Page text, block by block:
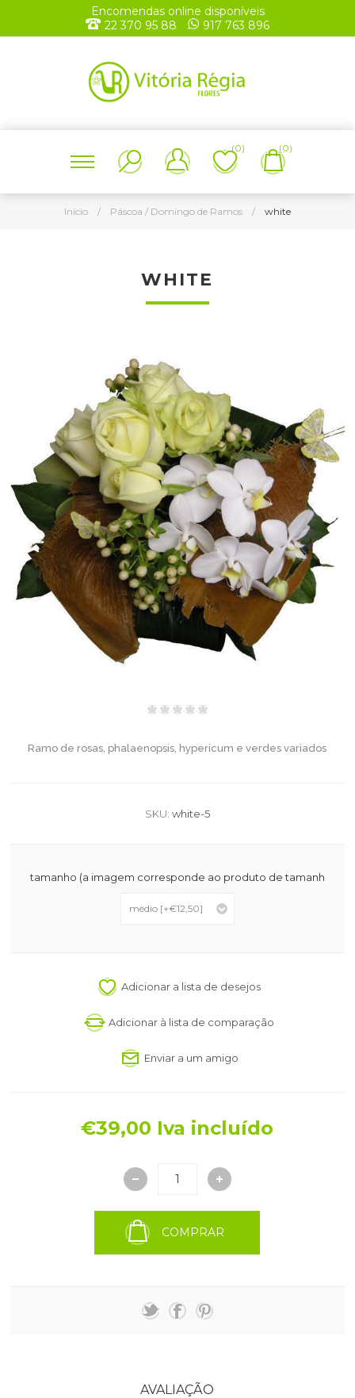
Encomendas online disponíveis
22 370 95 88
917 763 896
(0) (0)
Início / Páscoa / Domingo de Ramos / white
WHITE
Ramo de rosas, phalaenopsis, hypericum e verdes variados
SKU: white-5
tamanho (a imagem corresponde ao produto de tamanho
Adicionar a lista de desejos
Adicionar à lista de comparação
Enviar a um amigo
€39,00 Iva incluído
COMPRAR
AVALIAÇÃO